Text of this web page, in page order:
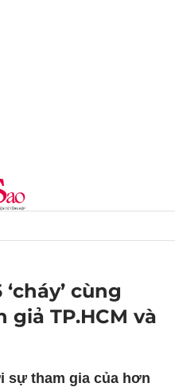
cùng
giả TP.HCM và
sự tham gia của hơn